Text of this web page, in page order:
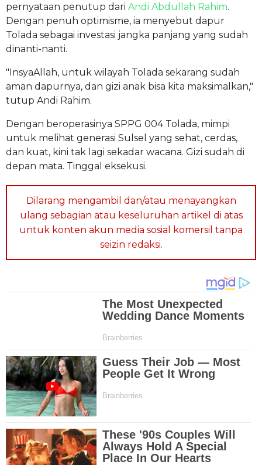
pernyataan penutup dari Andi Abdullah Rahim.
Dengan penuh optimisme, ia menyebut dapur
Tolada sebagai investasi jangka panjang yang sudah
dinanti-nanti.
"InsyaAllah, untuk wilayah Tolada sekarang sudah
aman dapurnya, dan gizi anak bisa kita maksimalkan,"
tutup Andi Rahim.
Dengan beroperasinya SPPG 004 Tolada, mimpi
untuk melihat generasi Sulsel yang sehat, cerdas,
dan kuat, kini tak lagi sekadar wacana. Gizi sudah di
depan mata. Tinggal eksekusi.
Dilarang mengambil dan/atau menayangkan
ulang sebagian atau keseluruhan artikel di atas
untuk konten akun media sosial komersil tanpa
seizin redaksi.